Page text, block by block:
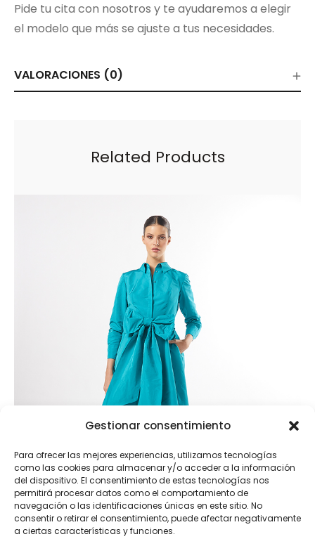
Gestionar consentimiento
Para ofrecer las mejores experiencias, utilizamos tecnologías
como las cookies para almacenar y/o acceder a la información
del dispositivo. El consentimiento de estas tecnologías nos
permitirá procesar datos como el comportamiento de
navegación o las identificaciones únicas en este sitio. No
consentir o retirar el consentimiento, puede afectar negativamente
a ciertas características y funciones.
Pide tu cita con nosotros y te ayudaremos a elegir
el modelo que más se ajuste a tus necesidades.
VALORACIONES (0)
Related Products